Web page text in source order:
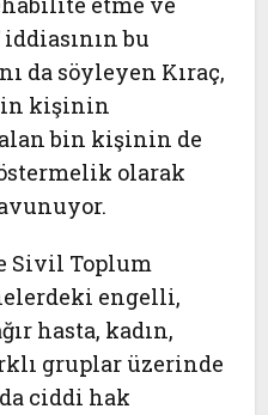
bu
da söyleyen Kıraç,
kişinin
bin kişinin de
olarak
Sivil Toplum
engelli,
hasta, kadın,
gruplar üzerinde
ciddi hak